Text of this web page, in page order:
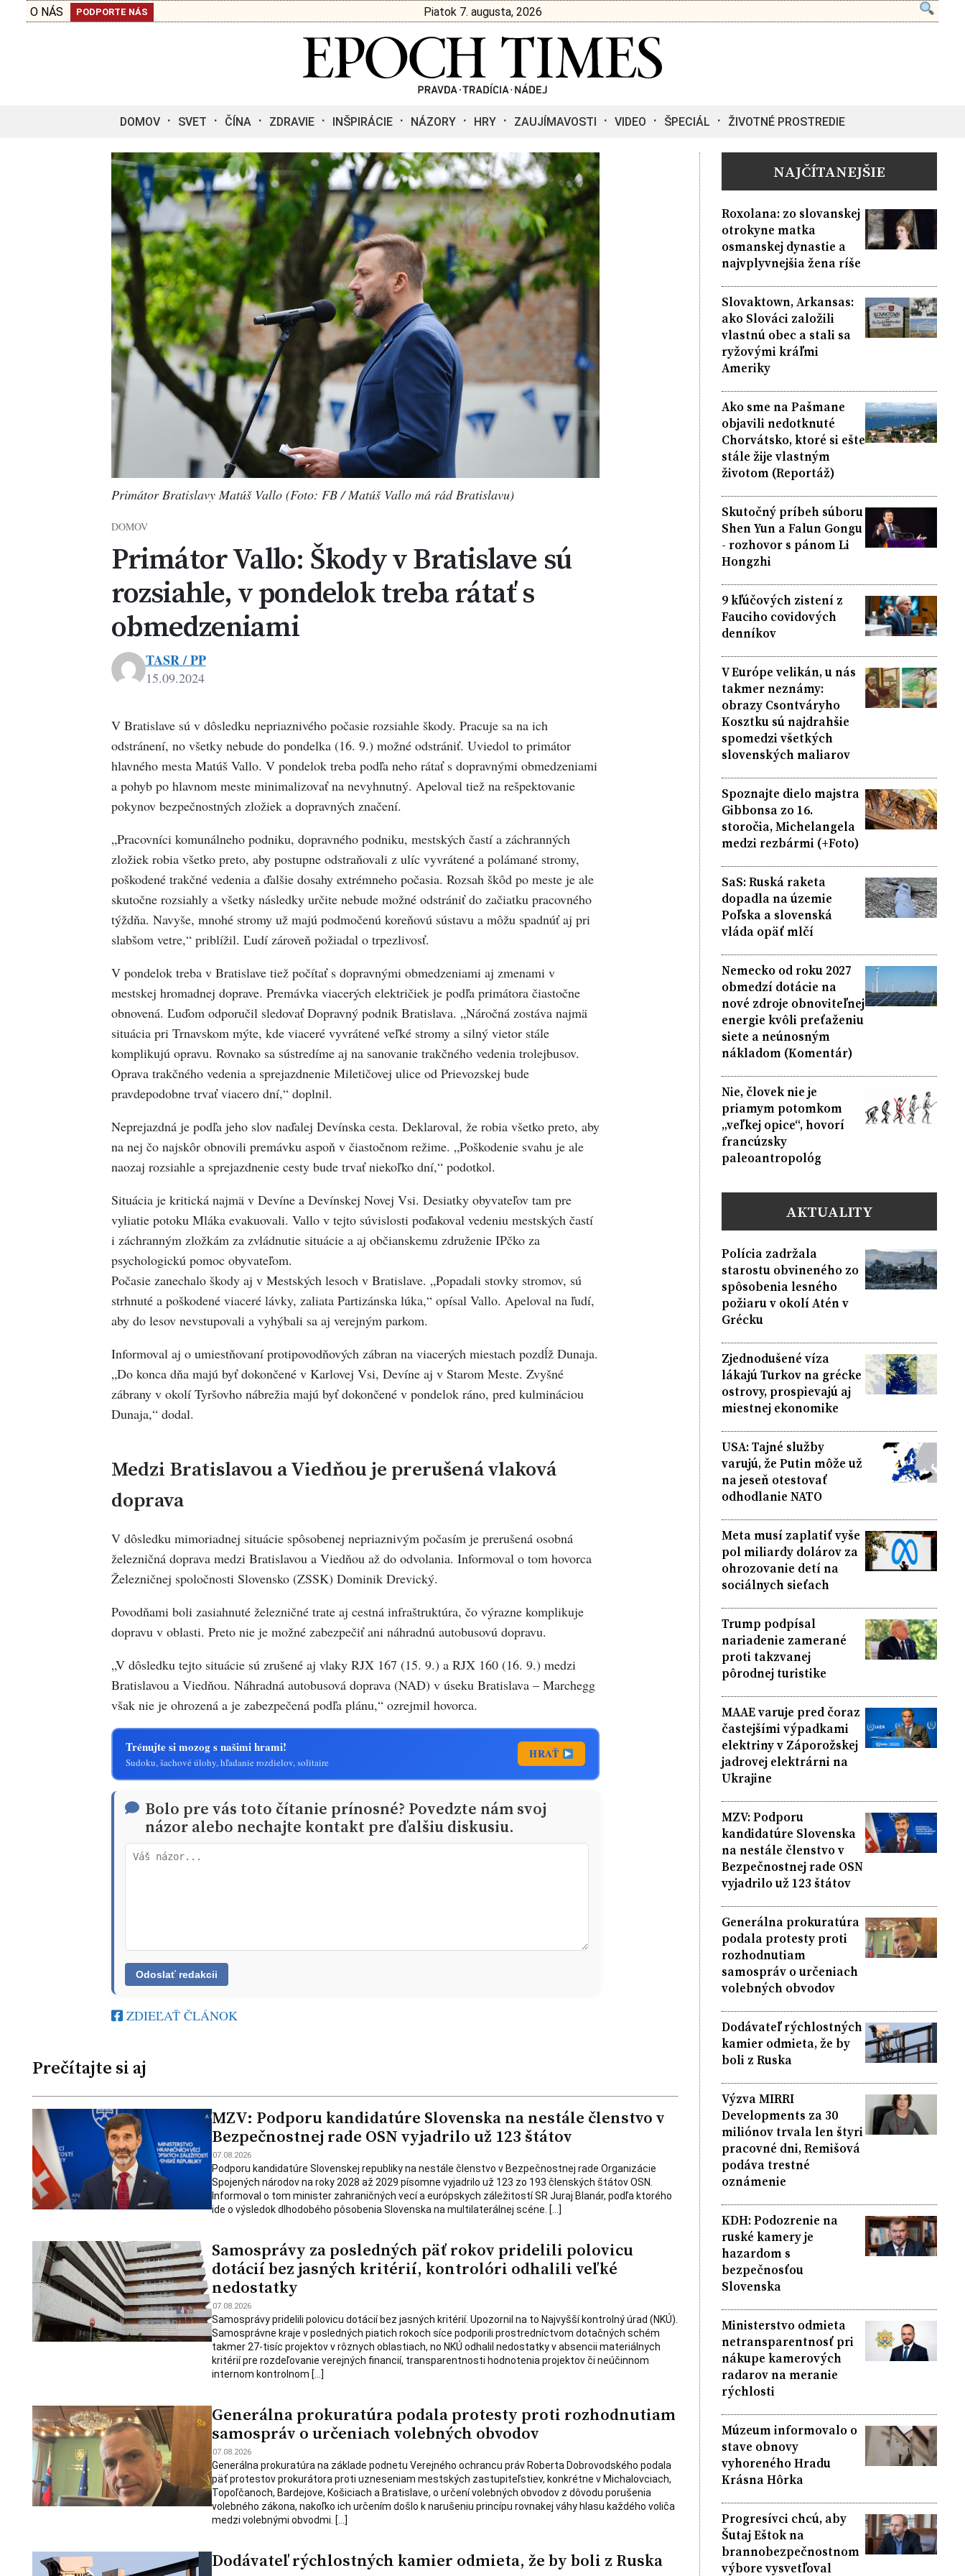
O NÁS PODPORTE NÁS Piatok 7. augusta, 2026
DOMOV SVET ČÍNA ZDRAVIE INŠPIRÁCIE NÁZORY HRY ZAUJÍMAVOSTI VIDEO ŠPECIÁL ŽIVOTNÉ PROSTREDIE
Primátor Bratislavy Matúš Vallo (Foto: FB / Matúš Vallo má rád Bratislavu)
DOMOV
Primátor Vallo: Škody v Bratislave sú
rozsiahle, v pondelok treba rátať s
obmedzeniami
TASR / PP
15.09.2024
V Bratislave sú v dôsledku nepriaznivého počasie rozsiahle škody. Pracuje sa na ich
odstránení, no všetky nebude do pondelka (16. 9.) možné odstrániť. Uviedol to primátor
hlavného mesta Matúš Vallo. V pondelok treba podľa neho rátať s dopravnými obmedzeniami
a pohyb po hlavnom meste minimalizovať na nevyhnutný. Apeloval tiež na rešpektovanie
pokynov bezpečnostných zložiek a dopravných značení.
„Pracovníci komunálneho podniku, dopravného podniku, mestských častí a záchranných
zložiek robia všetko preto, aby postupne odstraňovali z ulíc vyvrátené a polámané stromy,
poškodené trakčné vedenia a ďalšie dosahy extrémneho počasia. Rozsah škôd po meste je ale
skutočne rozsiahly a všetky následky určite nebude možné odstrániť do začiatku pracovného
týždňa. Navyše, mnohé stromy už majú podmočenú koreňovú sústavu a môžu spadnúť aj pri
slabšom vetre,“ priblížil. Ľudí zároveň požiadal o trpezlivosť.
V pondelok treba v Bratislave tiež počítať s dopravnými obmedzeniami aj zmenami v
mestskej hromadnej doprave. Premávka viacerých električiek je podľa primátora čiastočne
obnovená. Ľuďom odporučil sledovať Dopravný podnik Bratislava. „Náročná zostáva najmä
situácia pri Trnavskom mýte, kde viaceré vyvrátené veľké stromy a silný vietor stále
komplikujú opravu. Rovnako sa sústredíme aj na sanovanie trakčného vedenia trolejbusov.
Oprava trakčného vedenia a sprejazdnenie Miletičovej ulice od Prievozskej bude
pravdepodobne trvať viacero dní,“ doplnil.
Neprejazdná je podľa jeho slov naďalej Devínska cesta. Deklaroval, že robia všetko preto, aby
na nej čo najskôr obnovili premávku aspoň v čiastočnom režime. „Poškodenie svahu je ale
naozaj rozsiahle a sprejazdnenie cesty bude trvať niekoľko dní,“ podotkol.
Situácia je kritická najmä v Devíne a Devínskej Novej Vsi. Desiatky obyvateľov tam pre
vyliatie potoku Mláka evakuovali. Vallo v tejto súvislosti poďakoval vedeniu mestských častí
i záchranným zložkám za zvládnutie situácie a aj občianskemu združenie IPčko za
psychologickú pomoc obyvateľom.
Počasie zanechalo škody aj v Mestských lesoch v Bratislave. „Popadali stovky stromov, sú
strhnuté a poškodené viaceré lávky, zaliata Partizánska lúka,“ opísal Vallo. Apeloval na ľudí,
aby do lesov nevstupovali a vyhýbali sa aj verejným parkom.
Informoval aj o umiestňovaní protipovodňových zábran na viacerých miestach pozdĺž Dunaja.
„Do konca dňa majú byť dokončené v Karlovej Vsi, Devíne aj v Starom Meste. Zvyšné
zábrany v okolí Tyršovho nábrežia majú byť dokončené v pondelok ráno, pred kulmináciou
Dunaja,“ dodal.
Medzi Bratislavou a Viedňou je prerušená vlaková
doprava
V dôsledku mimoriadnej situácie spôsobenej nepriaznivým počasím je prerušená osobná
železničná doprava medzi Bratislavou a Viedňou až do odvolania. Informoval o tom hovorca
Železničnej spoločnosti Slovensko (ZSSK) Dominik Drevický.
Povodňami boli zasiahnuté železničné trate aj cestná infraštruktúra, čo výrazne komplikuje
dopravu v oblasti. Preto nie je možné zabezpečiť ani náhradnú autobusovú dopravu.
„V dôsledku tejto situácie sú zrušené aj vlaky RJX 167 (15. 9.) a RJX 160 (16. 9.) medzi
Bratislavou a Viedňou. Náhradná autobusová doprava (NAD) v úseku Bratislava – Marchegg
však nie je ohrozená a je zabezpečená podľa plánu,“ ozrejmil hovorca.
Trénujte si mozog s našimi hrami!
Sudoku, šachové úlohy, hľadanie rozdielov, solitaire
HRAŤ
Bolo pre vás toto čítanie prínosné? Povedzte nám svoj
názor alebo nechajte kontakt pre ďalšiu diskusiu.
ZDIEĽAŤ ČLÁNOK
Prečítajte si aj
MZV: Podporu kandidatúre Slovenska na nestále členstvo v
Bezpečnostnej rade OSN vyjadrilo už 123 štátov
07.08.2026
Podporu kandidatúre Slovenskej republiky na nestále členstvo v Bezpečnostnej rade Organizácie
Spojených národov na roky 2028 až 2029 písomne vyjadrilo už 123 zo 193 členských štátov OSN.
Informoval o tom minister zahraničných vecí a európskych záležitostí SR Juraj Blanár, podľa ktorého
ide o výsledok dlhodobého pôsobenia Slovenska na multilaterálnej scéne. […]
Samosprávy za posledných päť rokov pridelili polovicu
dotácií bez jasných kritérií, kontrolóri odhalili veľké
nedostatky
07.08.2026
Samosprávy pridelili polovicu dotácií bez jasných kritérií. Upozornil na to Najvyšší kontrolný úrad (NKÚ).
Samosprávne kraje v posledných piatich rokoch síce podporili prostredníctvom dotačných schém
takmer 27-tisíc projektov v rôznych oblastiach, no NKÚ odhalil nedostatky v absencii materiálnych
kritérií pre rozdeľovanie verejných financií, transparentnosti hodnotenia projektov či neúčinnom
internom kontrolnom […]
Generálna prokuratúra podala protesty proti rozhodnutiam
samospráv o určeniach volebných obvodov
07.08.2026
Generálna prokuratúra na základe podnetu Verejného ochrancu práv Roberta Dobrovodského podala
päť protestov prokurátora proti uzneseniam mestských zastupiteľstiev, konkrétne v Michalovciach,
Topoľčanoch, Bardejove, Košiciach a Bratislave, o určení volebných obvodov z dôvodu porušenia
volebného zákona, nakoľko ich určením došlo k narušeniu princípu rovnakej váhy hlasu každého voliča
medzi volebnými obvodmi. […]
Dodávateľ rýchlostných kamier odmieta, že by boli z Ruska
NAJČÍTANEJŠIE
Roxolana: zo slovanskej
otrokyne matka
osmanskej dynastie a
najvplyvnejšia žena ríše
Slovaktown, Arkansas:
ako Slováci založili
vlastnú obec a stali sa
ryžovými kráľmi
Ameriky
Ako sme na Pašmane
objavili nedotknuté
Chorvátsko, ktoré si ešte
stále žije vlastným
životom (Reportáž)
Skutočný príbeh súboru
Shen Yun a Falun Gongu
- rozhovor s pánom Li
Hongzhi
9 kľúčových zistení z
Fauciho covidových
denníkov
V Európe velikán, u nás
takmer neznámy:
obrazy Csontváryho
Kosztku sú najdrahšie
spomedzi všetkých
slovenských maliarov
Spoznajte dielo majstra
Gibbonsa zo 16.
storočia, Michelangela
medzi rezbármi (+Foto)
SaS: Ruská raketa
dopadla na územie
Poľska a slovenská
vláda opäť mlčí
Nemecko od roku 2027
obmedzí dotácie na
nové zdroje obnoviteľnej
energie kvôli preťaženiu
siete a neúnosným
nákladom (Komentár)
Nie, človek nie je
priamym potomkom
„veľkej opice“, hovorí
francúzsky
paleoantropológ
AKTUALITY
Polícia zadržala
starostu obvineného zo
spôsobenia lesného
požiaru v okolí Atén v
Grécku
Zjednodušené víza
lákajú Turkov na grécke
ostrovy, prospievajú aj
miestnej ekonomike
USA: Tajné služby
varujú, že Putin môže už
na jeseň otestovať
odhodlanie NATO
Meta musí zaplatiť vyše
pol miliardy dolárov za
ohrozovanie detí na
sociálnych sieťach
Trump podpísal
nariadenie zamerané
proti takzvanej
pôrodnej turistike
MAAE varuje pred čoraz
častejšími výpadkami
elektriny v Záporožskej
jadrovej elektrárni na
Ukrajine
MZV: Podporu
kandidatúre Slovenska
na nestále členstvo v
Bezpečnostnej rade OSN
vyjadrilo už 123 štátov
Generálna prokuratúra
podala protesty proti
rozhodnutiam
samospráv o určeniach
volebných obvodov
Dodávateľ rýchlostných
kamier odmieta, že by
boli z Ruska
Výzva MIRRI
Developments za 30
miliónov trvala len štyri
pracovné dni, Remišová
podáva trestné
oznámenie
KDH: Podozrenie na
ruské kamery je
hazardom s
bezpečnosťou
Slovenska
Ministerstvo odmieta
netransparentnosť pri
nákupe kamerových
radarov na meranie
rýchlosti
Múzeum informovalo o
stave obnovy
vyhoreného Hradu
Krásna Hôrka
Progresívci chcú, aby
Šutaj Eštok na
brannobezpečnostnom
výbore vysvetľoval